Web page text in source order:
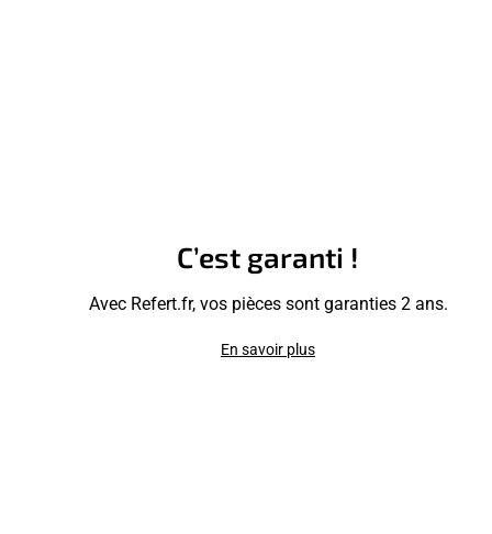
C’est garanti !
Avec Refert.fr, vos pièces sont garanties 2 ans.
En savoir plus